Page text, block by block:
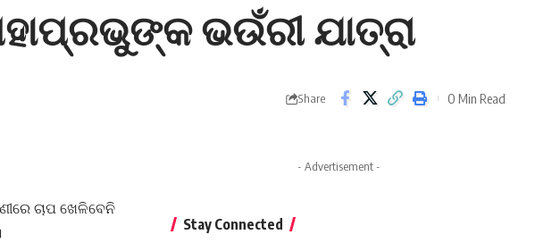
ଭଉଁରୀ ଯାତ୍ରା
Share 0 Min Read
ଚାପ ଖେଳିବେନି
- Advertisement -
Stay Connected